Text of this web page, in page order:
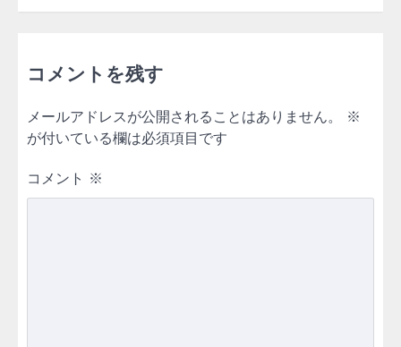
コメントを残す
メールアドレスが公開されることはありません。
※
が付いている欄は必須項目です
コメント ※